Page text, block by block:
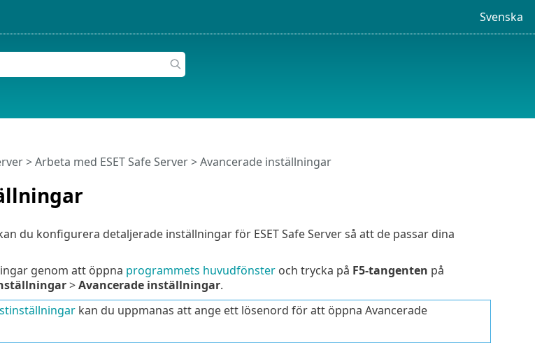
Svenska
>Arbeta med ESET Safe Server> Avancerade inställningar
du konfigurera detaljerade inställningar för ESET Safe Server så att de passar dina
genom att öppna programmets huvudfönsteroch trycka på F5-tangenten på
>Avancerade inställningar.
kan du uppmanas att ange ett lösenord för att öppna Avancerade